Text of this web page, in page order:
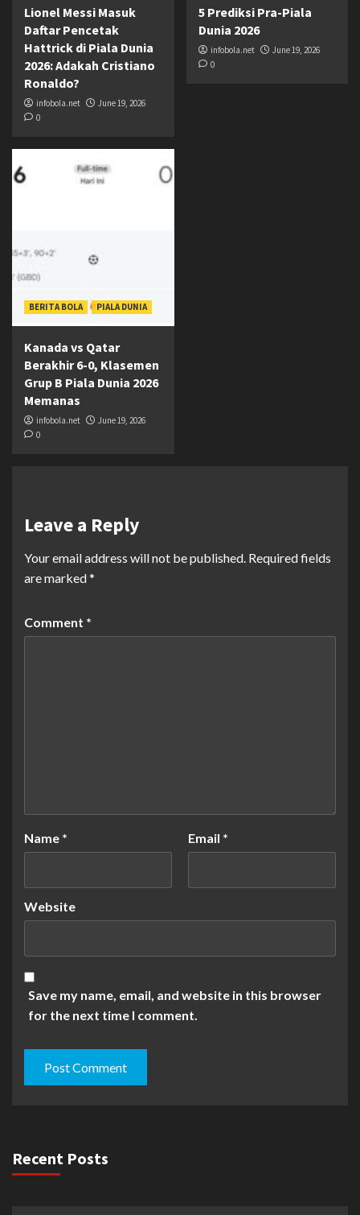
Lionel Messi Masuk
Daftar Pencetak
Hattrick di Piala Dunia
2026: Adakah Cristiano
Ronaldo?
infobola.net
June 19, 2026
0
5 Prediksi Pra-Piala
Dunia 2026
infobola.net
June 19, 2026
0
BERITA BOLA PIALA DUNIA
Kanada vs Qatar
Berakhir 6-0, Klasemen
Grup B Piala Dunia 2026
Memanas
infobola.net
June 19, 2026
0
Leave a Reply
Your email address will not be published. Required fields
are marked*
Comment *
Name * Email *
Website
Save my name, email, and website in this browser
for the next time I comment.
Recent Posts